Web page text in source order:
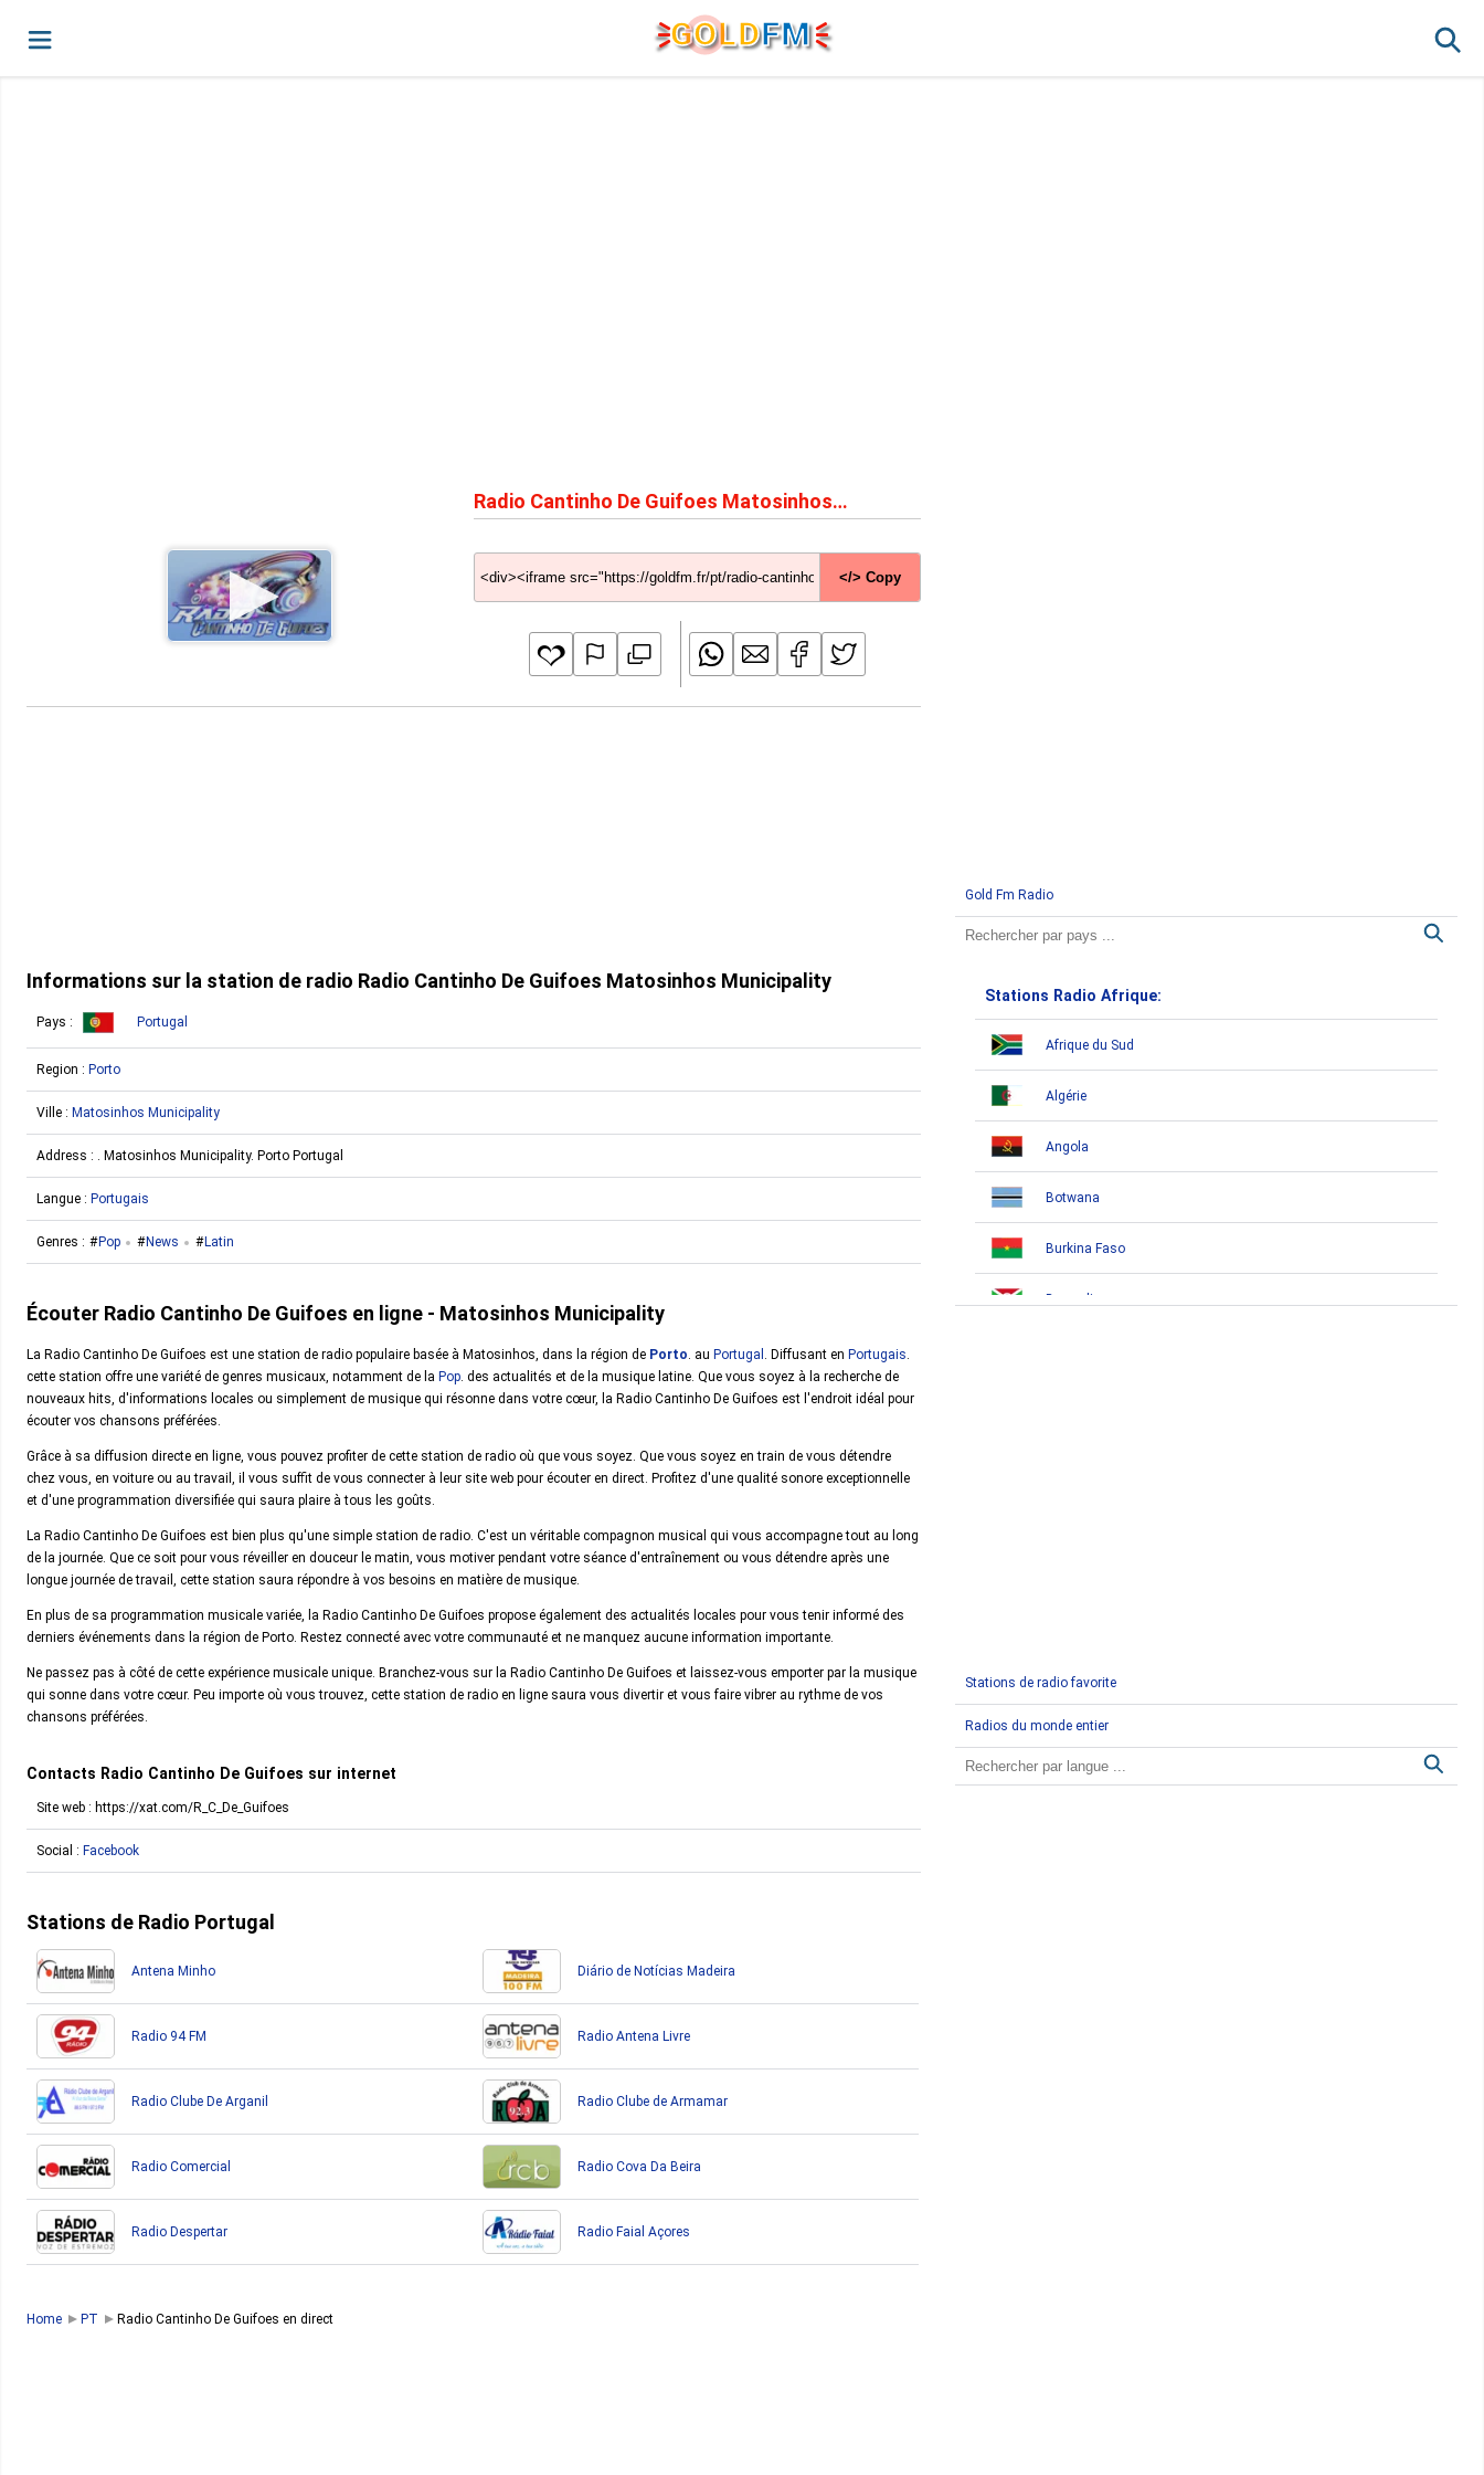
GOLDFM
Radio Cantinho De Guifoes Matosinhos
</> Copy
Informations sur la station de radio Radio Cantinho De Guifoes Matosinhos Municipality
Pays : Portugal
Region : Porto
Ville : Matosinhos Municipality
Address : . Matosinhos Municipality. Porto Portugal
Langue : Portugais
Genres : Pop News Latin
Écouter Radio Cantinho De Guifoes en ligne - Matosinhos Municipality
La Radio Cantinho De Guifoes est une station de radio populaire basée à Matosinhos, dans la région de Porto. au Portugal . Diffusant en Portugais.
cette station offre une variété de genres musicaux, notamment de la Pop. des actualités et de la musique latine. Que vous soyez à la recherche de
nouveaux hits, d'informations locales ou simplement de musique qui résonne dans votre cœur, la Radio Cantinho De Guifoes est l'endroit idéal pour
écouter vos chansons préférées.
Grâce à sa diffusion directe en ligne, vous pouvez profiter de cette station de radio où que vous soyez. Que vous soyez en train de vous détendre
chez vous, en voiture ou au travail, il vous suffit de vous connecter à leur site web pour écouter en direct. Profitez d'une qualité sonore exceptionnelle
et d'une programmation diversifiée qui saura plaire à tous les goûts.
La Radio Cantinho De Guifoes est bien plus qu'une simple station de radio. C'est un véritable compagnon musical qui vous accompagne tout au long
de la journée. Que ce soit pour vous réveiller en douceur le matin, vous motiver pendant votre séance d'entraînement ou vous détendre après une
longue journée de travail, cette station saura répondre à vos besoins en matière de musique.
En plus de sa programmation musicale variée, la Radio Cantinho De Guifoes propose également des actualités locales pour vous tenir informé des
derniers événements dans la région de Porto. Restez connecté avec votre communauté et ne manquez aucune information importante.
Ne passez pas à côté de cette expérience musicale unique. Branchez-vous sur la Radio Cantinho De Guifoes et laissez-vous emporter par la musique
qui sonne dans votre cœur. Peu importe où vous trouvez, cette station de radio en ligne saura vous divertir et vous faire vibrer au rythme de vos
chansons préférées.
Contacts Radio Cantinho De Guifoes sur internet
Site web : https://xat.com/R_C_De_Guifoes
Social : Facebook
Stations de Radio Portugal
Antena Minho Diário de Notícias Madeira
Radio 94 FM Radio Antena Livre
Radio Clube De Arganil Radio Clube de Armamar
Radio Comercial Radio Cova Da Beira
Radio Despertar Radio Faial Açores
Gold Fm Radio
Stations Radio Afrique:
Afrique du Sud
Algérie
Angola
Botwana
Burkina Faso
Burundi
Egypte
Stations de radio favorite
Radios du monde entier
Home PT Radio Cantinho De Guifoes en direct